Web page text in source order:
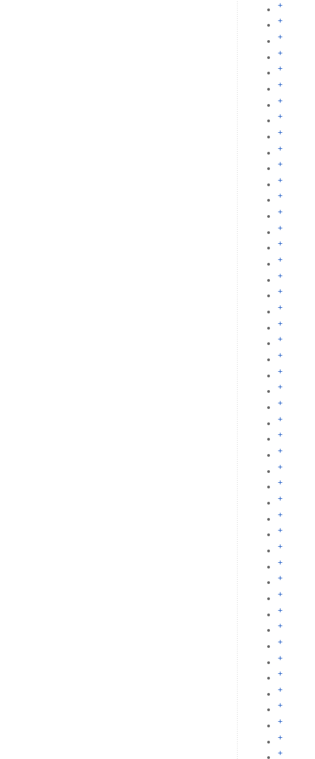
+
+
+
+
+
+
+
+
+
+
+
+
+
+
+
+
+
+
+
+
+
+
+
+
+
+
+
+
+
+
+
+
+
+
+
+
+
+
+
+
+
+
+
+
+
+
+
+